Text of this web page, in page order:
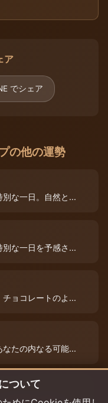
ア
でシェア
の他の運勢
な一日。自然と...
な一日を予感さ...
ョコレートのよ...
たの内なる可能...
る創造性が高まり...
ついて